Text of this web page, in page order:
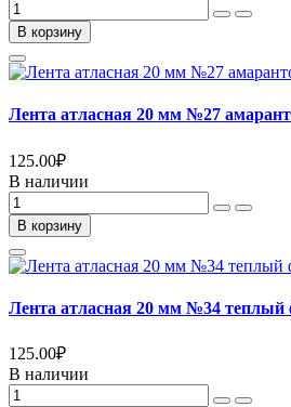
В корзину
Лента атласная 20 мм №27
125.00₽
В наличии
В корзину
Лента атласная 20 мм №34 теплый
125.00₽
В наличии